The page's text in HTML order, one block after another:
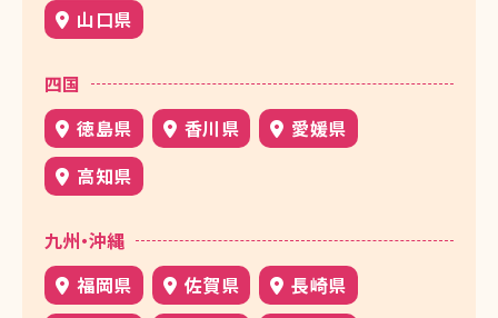
山口県
四国
徳島県
香川県
愛媛県
高知県
九州・沖縄
福岡県
佐賀県
長崎県